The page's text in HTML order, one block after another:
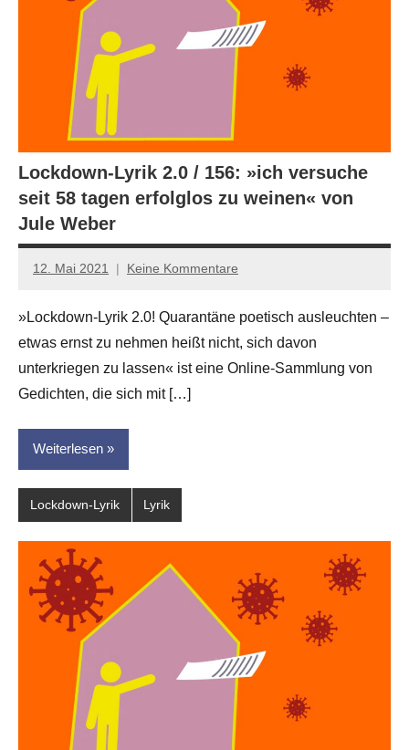
Lockdown-Lyrik 2.0 / 156: »ich versuche
seit 58 tagen erfolglos zu weinen« von
Jule Weber
12. Mai 2021
Anton
Leitner
Keine Kommentare
»Lockdown-Lyrik 2.0! Quarantäne poetisch ausleuchten –
etwas ernst zu nehmen heißt nicht, sich davon
unterkriegen zu lassen« ist eine Online-Sammlung von
Gedichten, die sich mit […]
Weiterlesen
Lockdown-Lyrik Lyrik